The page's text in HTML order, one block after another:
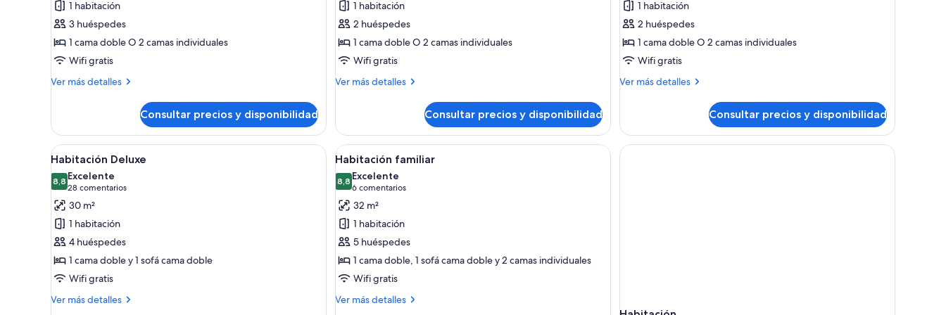
Habitación
superior
1 habitación
3 huéspedes
1 cama doble O 2 camas individuales
Wifi gratis
Ver más detalles
Más
superior
Consultar precios y disponibilidad
Habitación
económica
1 habitación
2 huéspedes
1 cama doble O 2 camas individuales
Wifi gratis
Ver más detalles
Más
económica
Consultar precios y disponibilidad
Habitación
Confort
1 habitación
2 huéspedes
1 cama doble O 2 camas individuales
Wifi gratis
Ver más detalles
Más
Confort
Consultar precios y disponibilidad
Abrir
todas
las
fotos
de
Habitación
Deluxe
Una habitación de hotel moderna con cama, escritorio, silla, televisión y armario.
6
Habitación Deluxe
8,88,8 de 10
Excelente
28 comentarios
(28 comentarios)
30 m²
1 habitación
4 huéspedes
1 cama doble y 1 sofá cama doble
Wifi gratis
Ver más detalles
Más
Abrir
todas
las
fotos
de
Habitación
familiar
Una habitación de hotel moderna con una cama grande, un escritorio y un espejo.
5
Habitación familiar
8,88,8 de 10
Excelente
6 comentarios
(6 comentarios)
32 m²
1 habitación
5 huéspedes
1 cama doble, 1 sofá cama doble y 2 camas individuales
Wifi gratis
Ver más detalles
Más